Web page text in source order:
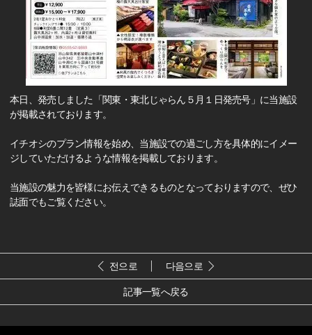
本日、発売しました「関東・東北じゃらん５月１日発売号」に当施設
が掲載されております。
イチオシのプラン情報を始め、当施設での過ごし方を具体的にイメー
ジしていただけるような情報を掲載しております。
当施設の魅力を皆様にお伝えできるものとなっておりますので、ぜひ
誌面でもご覧ください。
전으로 다음으로
記事一覧へ戻る